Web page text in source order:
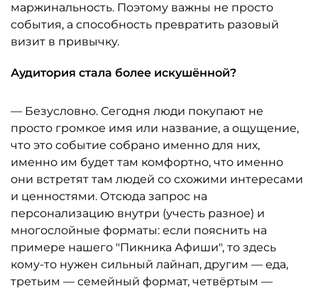
маржинальность. Поэтому важны не просто
события, а способность превратить разовый
визит в привычку.
Аудитория стала более искушённой?
— Безусловно. Сегодня люди покупают не
просто громкое имя или название, а ощущение,
что это событие собрано именно для них,
именно им будет там комфортно, что именно
они встретят там людей со схожими интересами
и ценностями. Отсюда запрос на
персонализацию внутри (учесть разное) и
многослойные форматы: если пояснить на
примере нашего "Пикника Афиши", то здесь
кому-то нужен сильный лайнап, другим — еда,
третьим — семейный формат, четвёртым —